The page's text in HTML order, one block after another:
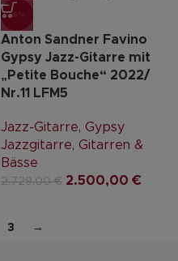
-8%
Anton Sandner Favino
Gypsy Jazz-Gitarre mit
„Petite Bouche“ 2022/
Nr.11 LFM5
Jazz-Gitarre, Gypsy
Jazzgitarre, Gitarren &
Bässe
2.729,00€ 2.500,00 €
3 →